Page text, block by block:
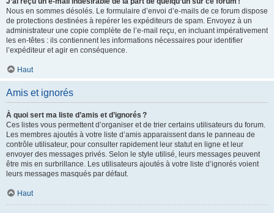
Nous en sommes désolés. Le formulaire d’envoi d’e-mails de ce forum dispose
de protections destinées à repérer les expéditeurs de spam. Envoyez à un
administrateur une copie complète de l’e-mail reçu, en incluant impérativement
les en-têtes : ils contiennent les informations nécessaires pour identifier
l’expéditeur et agir en conséquence.
Haut
Amis et ignorés
À quoi sert ma liste d’amis et d’ignorés ?
Ces listes vous permettent d’organiser et de trier certains utilisateurs du forum.
Les membres ajoutés à votre liste d’amis apparaissent dans le panneau de
contrôle utilisateur, pour consulter rapidement leur statut en ligne et leur
envoyer des messages privés. Selon le style utilisé, leurs messages peuvent
être mis en surbrillance. Les utilisateurs ajoutés à votre liste d’ignorés voient
leurs messages masqués par défaut.
Haut